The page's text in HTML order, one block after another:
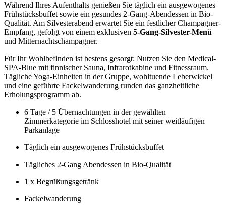
Während Ihres Aufenthalts genießen Sie täglich ein ausgewogenes
Frühstücksbuffet sowie ein gesundes 2-Gang-Abendessen in Bio-
Qualität. Am Silvesterabend erwartet Sie ein festlicher Champagner-
Empfang, gefolgt von einem exklusiven 5-Gang-Silvester-Menü
und Mitternachtschampagner.
Für Ihr Wohlbefinden ist bestens gesorgt: Nutzen Sie den Medical-
SPA-Blue mit finnischer Sauna, Infrarotkabine und Fitnessraum.
Tägliche Yoga-Einheiten in der Gruppe, wohltuende Leberwickel
und eine geführte Fackelwanderung runden das ganzheitliche
Erholungsprogramm ab.
6 Tage / 5 Übernachtungen in der gewählten
Zimmerkategorie im Schlosshotel mit seiner weitläufigen
Parkanlage
Täglich ein ausgewogenes Frühstücksbuffet
Tägliches 2-Gang Abendessen in Bio-Qualität
1 x Begrüßungsgetränk
Fackelwanderung